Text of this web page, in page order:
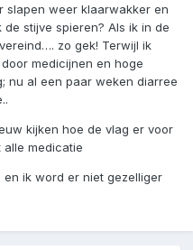
slapen weer klaarwakker en
stijve spieren? Als ik in de
zo gek! Terwijl ik
medicijnen en hoge
nu al een paar weken diarree
kijken hoe de vlag er voor
alle medicatie
ik word er niet gezelliger